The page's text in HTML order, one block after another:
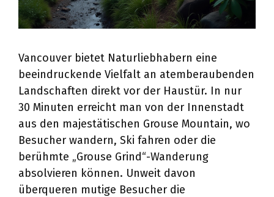
Vancouver bietet Naturliebhabern eine
beeindruckende Vielfalt an atemberaubenden
Landschaften direkt vor der Haustür. In nur
30 Minuten erreicht man von der Innenstadt
aus den majestätischen Grouse Mountain, wo
Besucher wandern, Ski fahren oder die
berühmte „Grouse Grind“-Wanderung
absolvieren können. Unweit davon
überqueren mutige Besucher die